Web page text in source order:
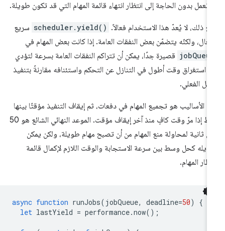
تعمل بدون الحاجة إلى انتظار انتهاء قائمة المهام التي قد تكون طويلة.
ذلك، لا يُعدّ هذا الاستخدام فعالاً. scheduler.yield() سريع
ولكنّه يتضمّن بعض النفقات العامة. إذا كانت بعض المهام في
قصيرة جدًا، يمكن أن تتراكم النفقات العامة بسرعة لتؤدي
استغراق وقت أطول في التنازل عن التحكم واستئنافه مقارنةً بتنفيذ
الفعلي.
الأساليب هو تجميع المهام في دفعات، ثم إيقاف التنفيذ مؤقتًا بينها
فقط إذا مرّ وقت كافٍ منذ آخر إيقاف مؤقت. الموعد النهائي الشائع هو 50
ثانية لمحاولة منع المهام من أن تصبح مهام طويلة، ولكن يمكن
كحل وسط بين سرعة الاستجابة والوقت اللازم لإكمال قائمة
المهام.
async function runJobs(jobQueue, deadline= 50
let lastYield = performance.now